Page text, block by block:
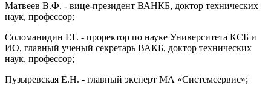
Матвеев В.Ф. - вице-президент ВАНКБ, доктор технических
наук, профессор;
Соломанидин Г.Г. - проректор по науке Университета КСБ и
ИО, главный ученый секретарь ВАКБ, доктор технических
наук, профессор;
Пузыревская Е.Н. - главный эксперт МА «Системсервис»;